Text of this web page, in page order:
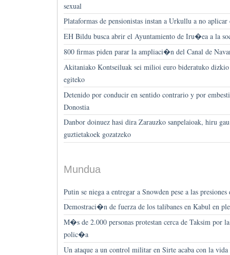
sexual
Plataformas de pensionistas instan a Urkullu a no
EH Bildu busca abrir el Ayuntamiento de Iru�ea a la
800 firmas piden parar la ampliaci�n del Canal de
Akitaniako Kontseiluak sei milioi euro bideratuko dizkio
egiteko
Detenido por conducir en sentido contrario y por
Donostia
Danbor doinuez hasi dira Zarauzko sanpelaioak, hiru
guztietakoek gozatzeko
Mundua
Putin se niega a entregar a Snowden pese a las
Demostraci�n de fuerza de los talibanes en Kabul en
M�s de 2.000 personas protestan cerca de Taksim por
polic�a
Un ataque a un control militar en Sirte acaba con la vida